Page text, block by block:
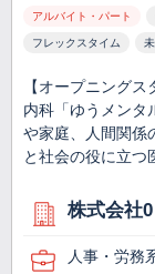
アルバイト・パート
フレックスタイム
【オープニング
内科「ゆうメンタ
や家庭、人間関係
と社会の役に立
株式会社0
人事・労務